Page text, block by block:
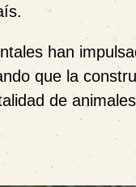
han
que la
de